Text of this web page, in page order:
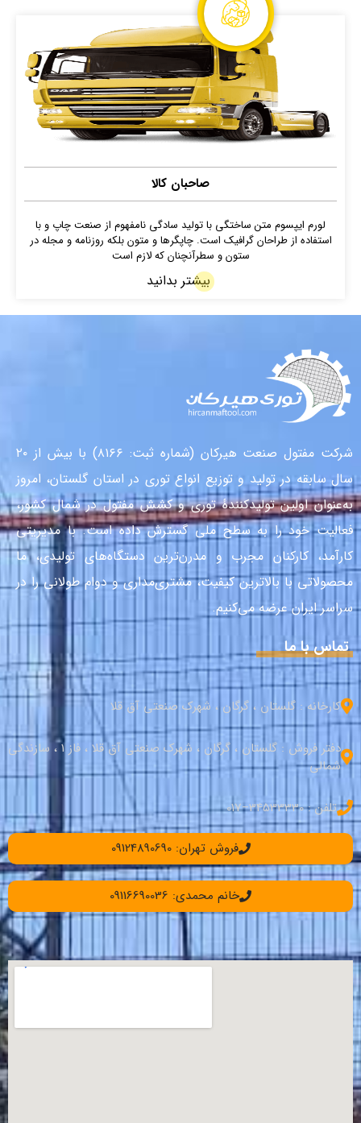
صاحبان کالا
لورم ایپسوم متن ساختگی با تولید سادگی نامفهوم از صنعت چاپ و با
استفاده از طراحان گرافیک است. چاپگرها و متون بلکه روزنامه و مجله در
ستون و سطرآنچنان که لازم است
بیشتر بدانید
شرکت مفتول صنعت هیرکان (شماره ثبت: ۸۱۶۶) با بیش از ۲۰
سال سابقه در تولید و توزیع انواع توری در استان گلستان، امروز
به‌عنوان اولین تولیدکنندهٔ توری و کشش مفتول در شمال کشور،
فعالیت خود را به سطح ملی گسترش داده است. با مدیریتی
کارآمد، کارکنان مجرب و مدرن‌ترین دستگاه‌های تولیدی، ما
محصولاتی با بالاترین کیفیت، مشتری‌مداری و دوام طولانی را در
سراسر ایران عرضه می‌کنیم.
تماس با ما
کارخانه : گلستان ، گرگان ، شهرک صنعتی آق قلا
دفتر فروش : گلستان ، گرگان ، شهرک صنعتی آق قلا ، فاز 1 ، سازندگی
شمالی
تلفن : 34533330–017
فروش تهران: 09124890690
خانم محمدی: 09116690036